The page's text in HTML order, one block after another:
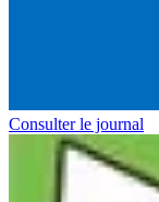
Consulter le journal